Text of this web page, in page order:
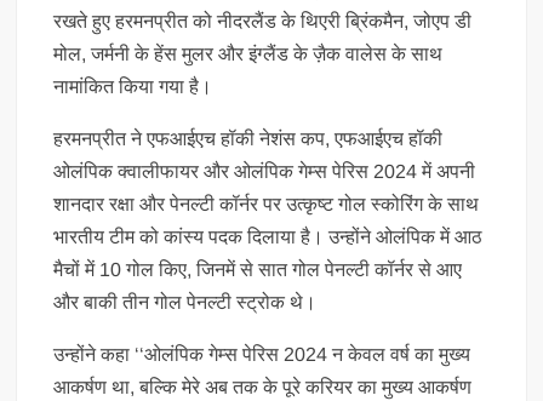
रखते हुए हरमनप्रीत को नीदरलैंड के थिएरी ब्रिंकमैन, जोएप डी
मोल, जर्मनी के हेंस मुलर और इंग्लैंड के ज़ैक वालेस के साथ
नामांकित किया गया है।
हरमनप्रीत ने एफआईएच हॉकी नेशंस कप, एफआईएच हॉकी
ओलंपिक क्वालीफायर और ओलंपिक गेम्स पेरिस 2024 में अपनी
शानदार रक्षा और पेनल्टी कॉर्नर पर उत्कृष्ट गोल स्कोरिंग के साथ
भारतीय टीम को कांस्य पदक दिलाया है। उन्होंने ओलंपिक में आठ
मैचों में 10 गोल किए, जिनमें से सात गोल पेनल्टी कॉर्नर से आए
और बाकी तीन गोल पेनल्टी स्ट्रोक थे।
उन्होंने कहा ‘‘ओलंपिक गेम्स पेरिस 2024 न केवल वर्ष का मुख्य
आकर्षण था, बल्कि मेरे अब तक के पूरे करियर का मुख्य आकर्षण